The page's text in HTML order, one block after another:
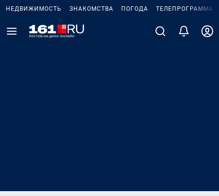
НЕДВИЖИМОСТЬ ЗНАКОМСТВА ПОГОДА ТЕЛЕПРОГРАММА